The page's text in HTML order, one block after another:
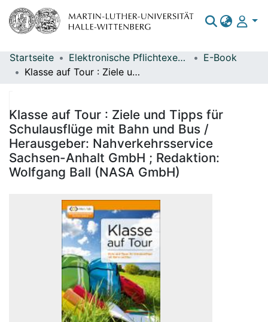
Bereiche & Sammlungen
Statistiken
Startseite Elektronische Pflichtexemplare
E-Book
Klasse auf Tour : Ziele und Tipps für Schulausflüge mit Bahn und Bus / Herausgeber: Nahverkehrsservice Sachsen-Anhalt GmbH ; Redaktion: Wolfgang Ball (NASA GmbH)
Klasse auf Tour : Ziele und Tipps für
Schulausflüge mit Bahn und Bus /
Herausgeber: Nahverkehrsservice
Sachsen-Anhalt GmbH ; Redaktion:
Wolfgang Ball (NASA GmbH)